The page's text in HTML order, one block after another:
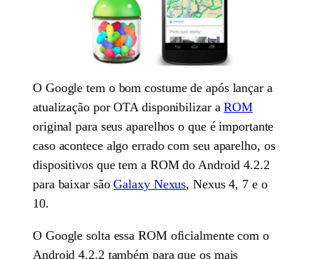
O Google tem o bom costume de após lançar a
atualização por OTA disponibilizar aROM
original para seus aparelhos o que é importante
caso acontece algo errado com seu aparelho, os
dispositivos que tem a ROM do Android 4.2.2
para baixar sãoGalaxy Nexus, Nexus 4, 7 e o
10.
O Google solta essa ROM oficialmente com o
Android 4.2.2 também para que os mais